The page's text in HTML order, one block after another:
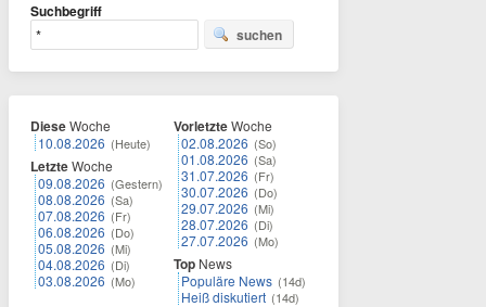
Suchbegriff
suchen
DieseWoche
10.08.2026 (Heute)
LetzteWoche
09.08.2026 (Gestern)
08.08.2026 (Sa)
07.08.2026 (Fr)
06.08.2026 (Do)
05.08.2026 (Mi)
04.08.2026 (Di)
03.08.2026 (Mo)
VorletzteWoche
02.08.2026 (So)
01.08.2026 (Sa)
31.07.2026 (Fr)
30.07.2026 (Do)
29.07.2026 (Mi)
28.07.2026 (Di)
27.07.2026 (Mo)
Top News
Populäre News (14d)
Heiß diskutiert (14d)